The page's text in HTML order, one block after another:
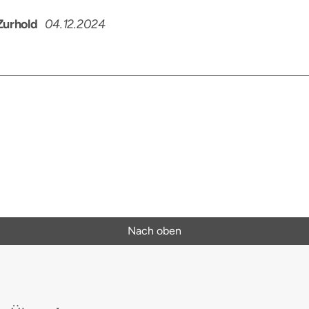
04.12.2024
Nach oben